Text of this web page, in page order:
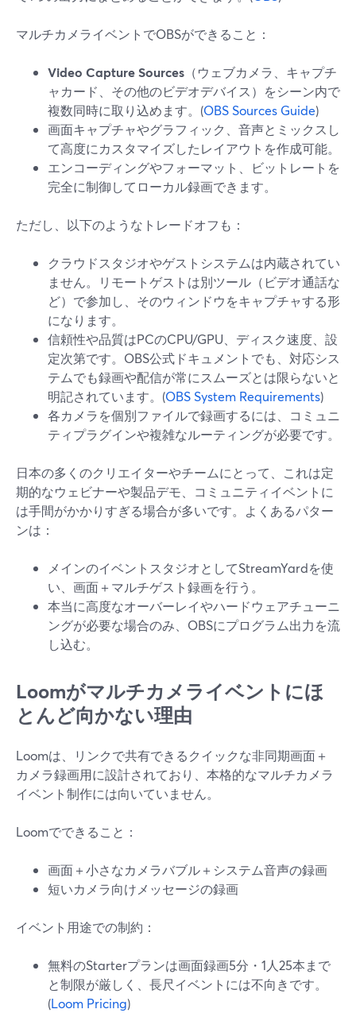
マルチカメライベントでOBSができること：
Video Capture Sources （ウェブカメラ、キャプチ
ャカード、その他のビデオデバイス）をシーン内で
複数同時に取り込めます。(OBS Sources Guide)
画面キャプチャやグラフィック、音声とミックスし
て高度にカスタマイズしたレイアウトを作成可能。
エンコーディングやフォーマット、ビットレートを
完全に制御してローカル録画できます。
ただし、以下のようなトレードオフも：
クラウドスタジオやゲストシステムは内蔵されてい
ません。リモートゲストは別ツール（ビデオ通話な
ど）で参加し、そのウィンドウをキャプチャする形
になります。
信頼性や品質はPCのCPU/GPU、ディスク速度、設
定次第です。OBS公式ドキュメントでも、対応シス
テムでも録画や配信が常にスムーズとは限らないと
明記されています。(OBS System Requirements)
各カメラを個別ファイルで録画するには、コミュニ
ティプラグインや複雑なルーティングが必要です。
日本の多くのクリエイターやチームにとって、これは定
期的なウェビナーや製品デモ、コミュニティイベントに
は手間がかかりすぎる場合が多いです。よくあるパター
ンは：
メインのイベントスタジオとしてStreamYardを使
い、画面＋マルチゲスト録画を行う。
本当に高度なオーバーレイやハードウェアチューニ
ングが必要な場合のみ、OBSにプログラム出力を流
し込む。
Loomがマルチカメライベントにほ
とんど向かない理由
Loomは、リンクで共有できるクイックな非同期画面＋
カメラ録画用に設計されており、本格的なマルチカメラ
イベント制作には向いていません。
Loomでできること：
画面＋小さなカメラバブル＋システム音声の録画
短いカメラ向けメッセージの録画
イベント用途での制約：
無料のStarterプランは画面録画5分・1人25本まで
と制限が厳しく、長尺イベントには不向きです。
(Loom Pricing)